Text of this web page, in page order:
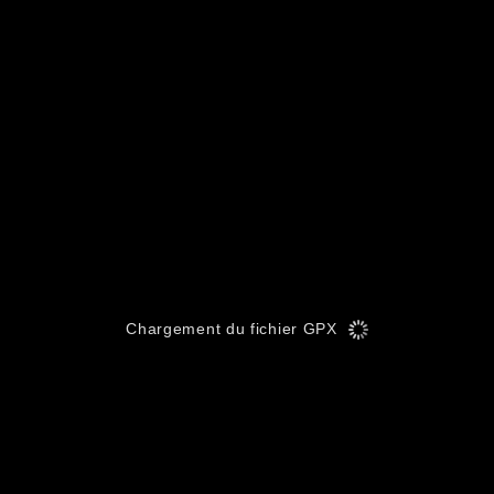
Chargement du fichier GPX